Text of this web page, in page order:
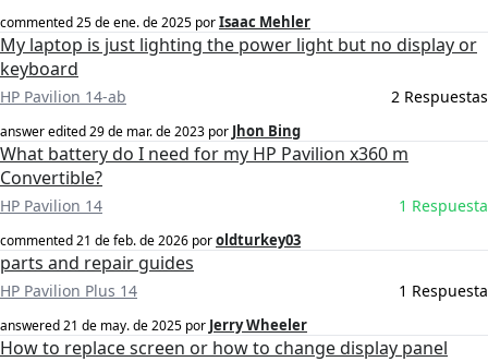
commented25 de ene. de 2025 porIsaac Mehler
My laptop is just lighting the power light but no display or
keyboard
HP Pavilion 14-ab 2 Respuestas
answer edited29 de mar. de 2023 por Jhon Bing
What battery do I need for my HP Pavilion x360 m
Convertible?
HP Pavilion 14 1 Respuesta
commented21 de feb. de 2026 poroldturkey03
parts and repair guides
HP Pavilion Plus 14 1 Respuesta
answered21 de may. de 2025 por Jerry Wheeler
How to replace screen or how to change display panel